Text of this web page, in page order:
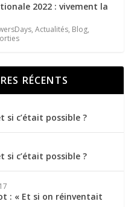
2022 : vivement la
,Actualités, Blog,
RÉCENTS
si c’était possible ?
si c’était possible ?
: « Et si on réinventait